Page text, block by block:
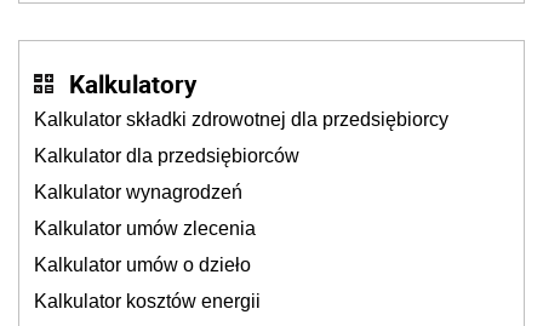
Kalkulatory
Kalkulator składki zdrowotnej dla przedsiębiorcy
Kalkulator dla przedsiębiorców
Kalkulator wynagrodzeń
Kalkulator umów zlecenia
Kalkulator umów o dzieło
Kalkulator kosztów energii